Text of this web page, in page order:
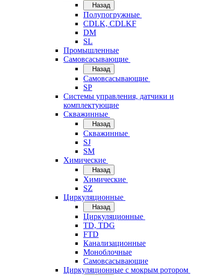
Назад
Полупогружные
CDLK, CDLKF
DM
SL
Промышленные
Самовсасывающие
Назад
Самовсасывающие
SP
Системы управления, датчики и
комплектующие
Скважинные
Назад
Скважинные
SJ
SM
Химические
Назад
Химические
SZ
Циркуляционные
Назад
Циркуляционные
TD, TDG
FTD
Канализационные
Моноблочные
Самовсасывающие
Циркуляционные с мокрым ротором